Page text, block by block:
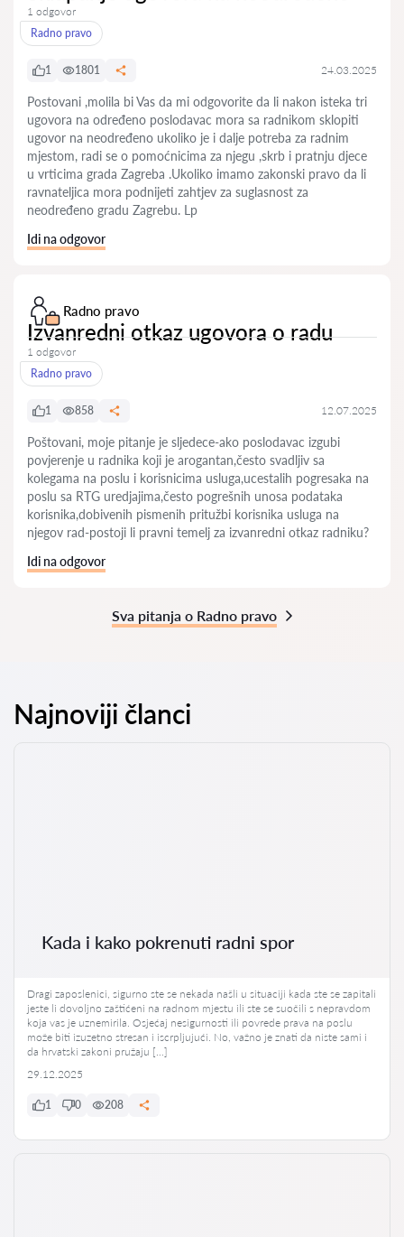
1 odgovor
Radno pravo
1 1801 24.03.2025
Postovani ,molila bi Vas da mi odgovorite da li nakon isteka tri
ugovora na određeno poslodavac mora sa radnikom sklopiti
ugovor na neodređeno ukoliko je i dalje potreba za radnim
mjestom, radi se o pomoćnicima za njegu ,skrb i pratnju djece
u vrticima grada Zagreba .Ukoliko imamo zakonski pravo da li
ravnateljica mora podnijeti zahtjev za suglasnost za
neodređeno gradu Zagrebu. Lp
Idi na odgovor
Radno pravo
Izvanredni otkaz ugovora o radu
1 odgovor
Radno pravo
1 858 12.07.2025
Poštovani, moje pitanje je sljedece-ako poslodavac izgubi
povjerenje u radnika koji je arogantan,često svadljiv sa
kolegama na poslu i korisnicima usluga,ucestalih pogresaka na
poslu sa RTG uredjajima,često pogrešnih unosa podataka
korisnika,dobivenih pismenih pritužbi korisnika usluga na
njegov rad-postoji li pravni temelj za izvanredni otkaz radniku?
Idi na odgovor
Sva pitanja o Radno pravo
Najnoviji članci
Kada i kako pokrenuti radni spor
Dragi zaposlenici, sigurno ste se nekada našli u situaciji kada ste se zapitali
jeste li dovoljno zaštićeni na radnom mjestu ili ste se suočili s nepravdom
koja vas je uznemirila. Osjećaj nesigurnosti ili povrede prava na poslu
može biti izuzetno stresan i iscrpljujući. No, važno je znati da niste sami i
da hrvatski zakoni pružaju […]
29.12.2025
1 0 208